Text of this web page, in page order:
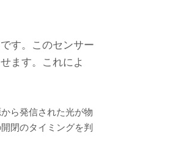
す。このセンサー
ます。これによ
ら発信された光が物
閉のタイミングを判